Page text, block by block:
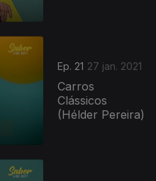
Ep. 21 27 jan. 2021
Carros
Clássicos
(Hélder Pereira)